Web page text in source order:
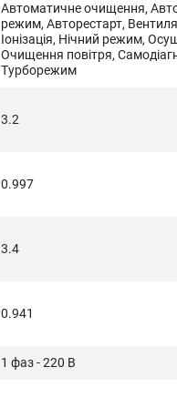
Автоматичне очищення,
режим, Авторестарт,
Іонізація, Нічний режим,
Очищення повітря,
Турборежим
3.2
0.997
3.4
0.941
1 фаз - 220 В